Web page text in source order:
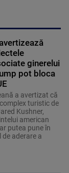
ginerelui
pot bloca
a avertizat că
turistic de
Kushner,
american
putea pune în
de aderare a